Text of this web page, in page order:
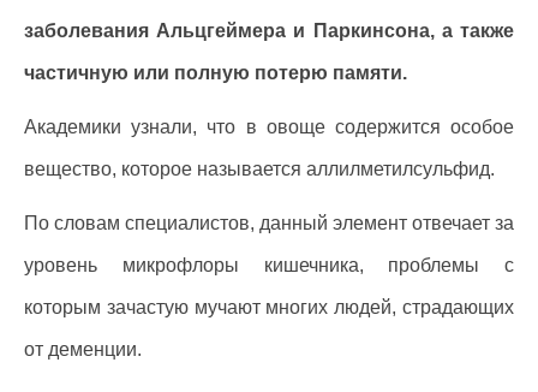
заболевания Альцгеймера и Паркинсона, а также
частичную или полную потерю памяти.
Академики узнали, что в овоще содержится особое
вещество, которое называется аллилметилсульфид.
По словам специалистов, данный элемент отвечает за
уровень микрофлоры кишечника, проблемы с
которым зачастую мучают многих людей, страдающих
от деменции.